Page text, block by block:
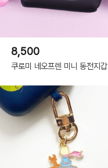
8,500
쿠로미 네오프렌 미니 동전지갑